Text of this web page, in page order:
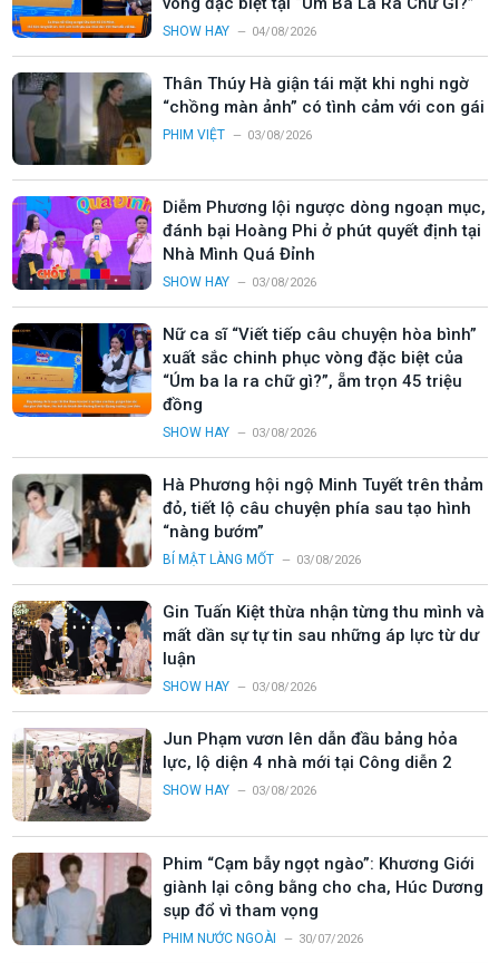
SHOW HAY 04/08/2026
Thân Thúy Hà giận tái mặt khi nghi ngờ
“chồng màn ảnh” có tình cảm với con gái
PHIM VIỆT 03/08/2026
Diễm Phương lội ngược dòng ngoạn mục,
đánh bại Hoàng Phi ở phút quyết định tại
Nhà Mình Quá Đỉnh
SHOW HAY 03/08/2026
Nữ ca sĩ “Viết tiếp câu chuyện hòa bình”
xuất sắc chinh phục vòng đặc biệt của
“Úm ba la ra chữ gì?”, ẵm trọn 45 triệu
đồng
SHOW HAY 03/08/2026
Hà Phương hội ngộ Minh Tuyết trên thảm
đỏ, tiết lộ câu chuyện phía sau tạo hình
“nàng bướm”
BÍ MẬT LÀNG MỐT 03/08/2026
Gin Tuấn Kiệt thừa nhận từng thu mình và
mất dần sự tự tin sau những áp lực từ dư
luận
SHOW HAY 03/08/2026
Jun Phạm vươn lên dẫn đầu bảng hỏa
lực, lộ diện 4 nhà mới tại Công diễn 2
SHOW HAY 03/08/2026
Phim “Cạm bẫy ngọt ngào”: Khương Giới
giành lại công bằng cho cha, Húc Dương
sụp đổ vì tham vọng
PHIM NƯỚC NGOÀI 30/07/2026